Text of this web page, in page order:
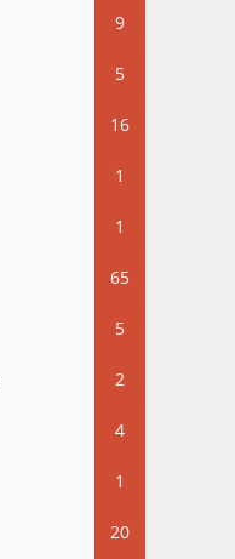
9
5
16
1
1
65
5
2
4
1
20